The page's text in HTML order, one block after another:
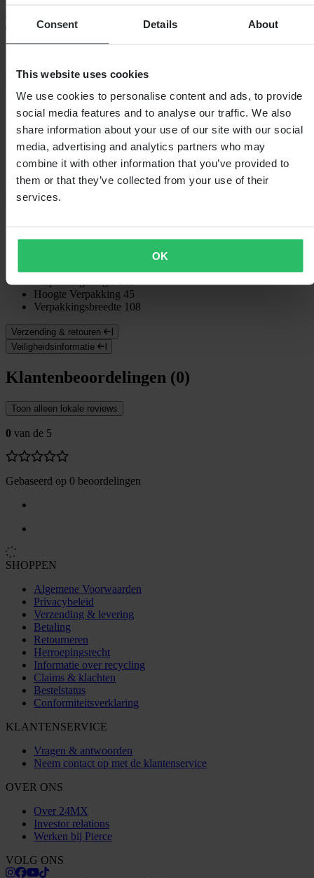
Consent Details About
This website uses cookies
We use cookies to personalise content and ads, to provide
social media features and to analyse our traffic. We also
share information about your use of our site with our social
media, advertising and analytics partners who may
combine it with other information that you’ve provided to
them or that they’ve collected from your use of their
services.
OK
Bekijk retourvoorwaarden
Beschrijving
Ervaar comfort en ondersteuning met deze FXR Rijsokken
ontworpen voor lange dagen op het parcours. Hun extra lange
lengte past perfect bij kniebeugels, terwijl vochtafvoerende
materialen je benen droog en koel houden. Versterkte gebieden en
siliconen strips zorgen voor
+ Volledige beschrijving weergeven
Hoogte Verpakking 45
Verpakkingsbreedte 108
Verzending & retouren
Veiligheidsinformatie
Klantenbeoordelingen (0)
Toon alleen lokale reviews
0 van de 5
Gebaseerd op 0 beoordelingen
SHOPPEN
Algemene Voorwaarden
Privacybeleid
Verzending & levering
Betaling
Retourneren
Herroepingsrecht
Informatie over recycling
Claims & klachten
Bestelstatus
Conformiteitsverklaring
KLANTENSERVICE
Vragen & antwoorden
Neem contact op met de klantenservice
OVER ONS
Over 24MX
Investor relations
Werken bij Pierce
VOLG ONS